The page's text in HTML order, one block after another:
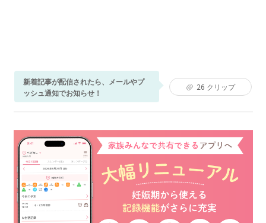
新着記事が配信されたら、メールやプ
ッシュ通知でお知らせ！
26 クリップ